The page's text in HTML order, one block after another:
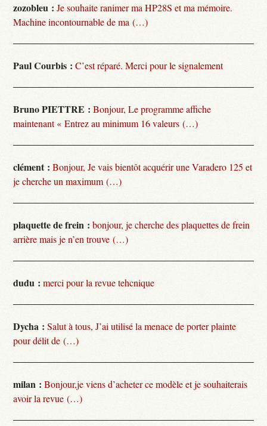
zozobleu : Je souhaite ranimer ma HP28S et ma mémoire.
Machine incontournable de ma (…)
Paul Courbis : C’est réparé. Merci pour le signalement
Bruno PIETTRE : Bonjour, Le programme affiche
maintenant « Entrez au minimum 16 valeurs (…)
clément : Bonjour, Je vais bientôt acquérir une Varadero 125 et
je cherche un maximum (…)
plaquette de frein : bonjour, je cherche des plaquettes de frein
arrière mais je n’en trouve (…)
dudu : merci pour la revue tehcnique
Dycha : Salut à tous, J’ai utilisé la menace de porter plainte
pour délit de (…)
milan : Bonjour,je viens d’acheter ce modèle et je souhaiterais
avoir la revue (…)